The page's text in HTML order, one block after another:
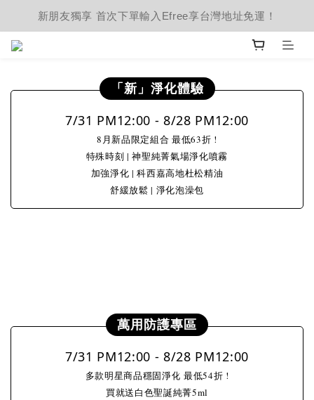
新朋友獨享 首次下單輸入Efree享台灣地址免運！
prev
「新」淨化體驗
7/31 PM12:00 - 8/28 PM12:00
8月新品限定組合 最低63折 !
特殊時刻 | 神聖純菁氣場淨化噴霧
加強淨化 | 科西嘉高地杜松精油
舒緩放鬆 | 淨化泡澡包
萬用防護專區
7/31 PM12:00 - 8/28 PM12:00
多款明星商品穩固淨化 最低54折 !
買就送白色聖誕純菁5ml